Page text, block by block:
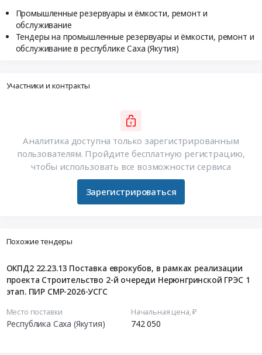
Промышленные резервуары и ёмкости, ремонт и
обслуживание
Тендеры на промышленные резервуары и ёмкости, ремонт и
обслуживание в республике Саха (Якутия)
Участники и контракты
Аналитика доступна только зарегистрированным
пользователям. Пройдите бесплатную регистрацию,
чтобы использовать все возможности сервиса
Зарегистрироваться
Похожие тендеры
ОКПД2 22.23.13 Поставка еврокубов, в рамках реализации
проекта Строительство 2-й очереди Нерюнгринской ГРЭС 1
этап. ПИР СМР-2026-УСГС
Место поставки
Республика Саха (Якутия)
Начальная цена, ₽
742 050